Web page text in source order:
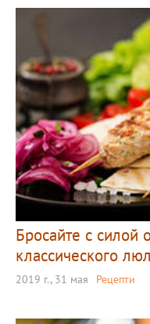
Бросайте с силой
классического
2019 г., 31 мая Рецепти